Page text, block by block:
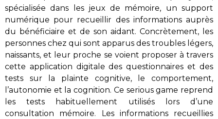
spécialisée dans les jeux de mémoire, un support
numérique pour recueillir des informations auprès
du bénéficiaire et de son aidant. Concrètement, les
personnes chez qui sont apparus des troubles légers,
naissants, et leur proche se voient proposer à travers
cette application digitale des questionnaires et des
tests sur la plainte cognitive, le comportement,
l’autonomie et la cognition. Ce serious game reprend
les tests habituellement utilisés lors d’une
consultation mémoire. Les informations recueillies